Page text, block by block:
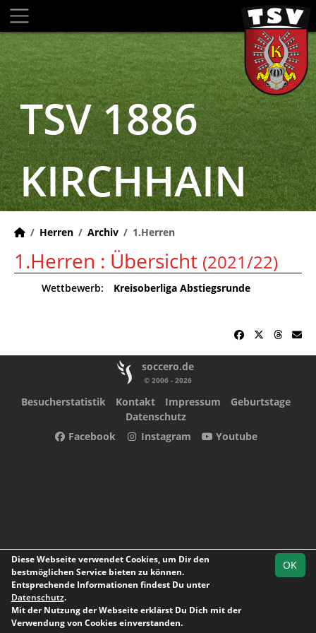
TSV 1886
KIRCHHAIN
Herren Archiv 1.Herren
Team Kreisoberliga
Kreisoberliga
Abstiegsrunde
Spielplan
1.Herren : Übersicht (2021/22)
Wettbewerb: Kreisoberliga Abstiegsrunde
soccero.de
© 2006 - 2026
Besucherstatistik Kontakt Impressum
Geburtstage
Datenschutz
Facebook
Instagram Youtube
OK
Diese Webseite verwendet Cookies, um Dir den
bestmöglichen Service bieten zu können.
Entsprechende Informationen findest Du unter
Datenschutz.
Mit der Nutzung der Webseite erklärst Du Dich mit der
Verwendung von Cookies einverstanden.